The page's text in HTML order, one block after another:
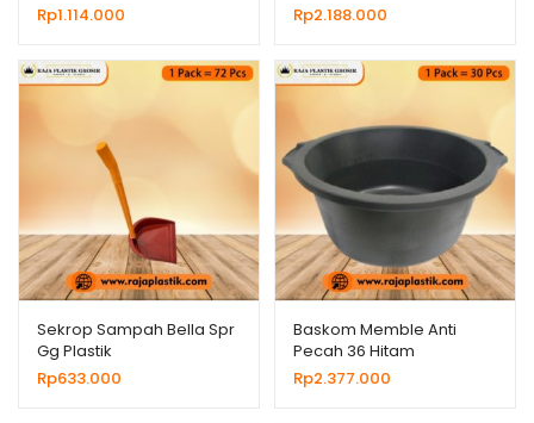
Rp1.114.000
Rp2.188.000
Sekrop Sampah Bella Spr
Gg Plastik
Rp633.000
Baskom Memble Anti
Pecah 36 Hitam
Rp2.377.000